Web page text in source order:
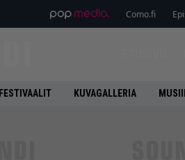
Como.fi
FESTIVAALIT KUVAGALLERIA